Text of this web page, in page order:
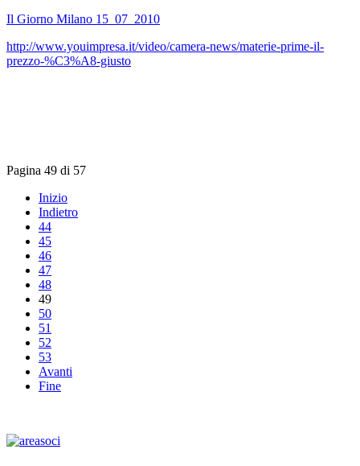
Il Giorno Milano 15_07_2010
http://www.youimpresa.it/video/camera-news/materie-prime-il-
prezzo-%C3%A8-giusto
Pagina 49 di 57
Inizio
Indietro
44
45
46
47
48
49
50
51
52
53
Avanti
Fine